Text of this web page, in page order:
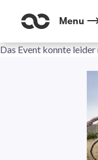
Menu
Das Event konnte